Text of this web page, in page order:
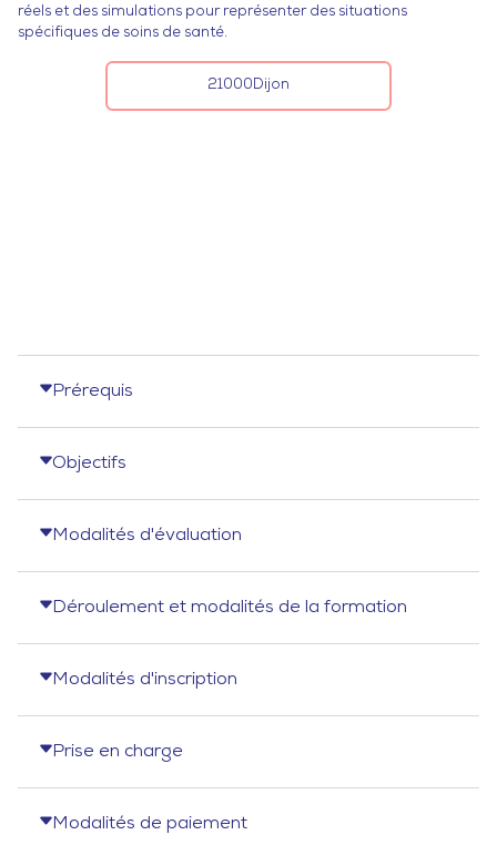
réels et des simulations pour représenter des situations
spécifiques de soins de santé.
21000 Dijon
Prérequis
Objectifs
Modalités d'évaluation
Déroulement et modalités de la formation
Modalités d'inscription
Prise en charge
Modalités de paiement